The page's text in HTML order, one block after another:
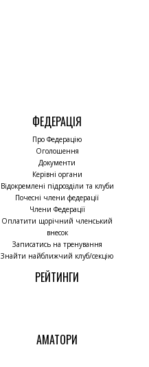
ФЕДЕРАЦІЯ
Про Федерацію
Оголошення
Документи
Керівні органи
Відокремлені підрозділи та клуби
Почесні члени федерації
Члени Федерації
Оплатити щорічний членський
внесок
Записатись на тренування
Знайти найближчий клуб/секцію
РЕЙТИНГИ
АМАТОРИ